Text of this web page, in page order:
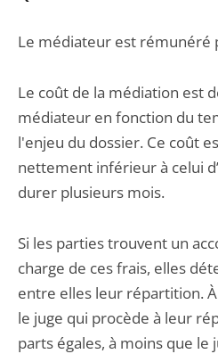
Le médiateur est rémunéré
Le coût de la médiation est
médiateur en fonction du
l'enjeu du dossier. Ce coût
nettement inférieur à celui
durer plusieurs mois.
Si les parties trouvent un
charge de ces frais, elles
entre elles leur répartition. À
le juge qui procède à leur
parts égales, à moins que le